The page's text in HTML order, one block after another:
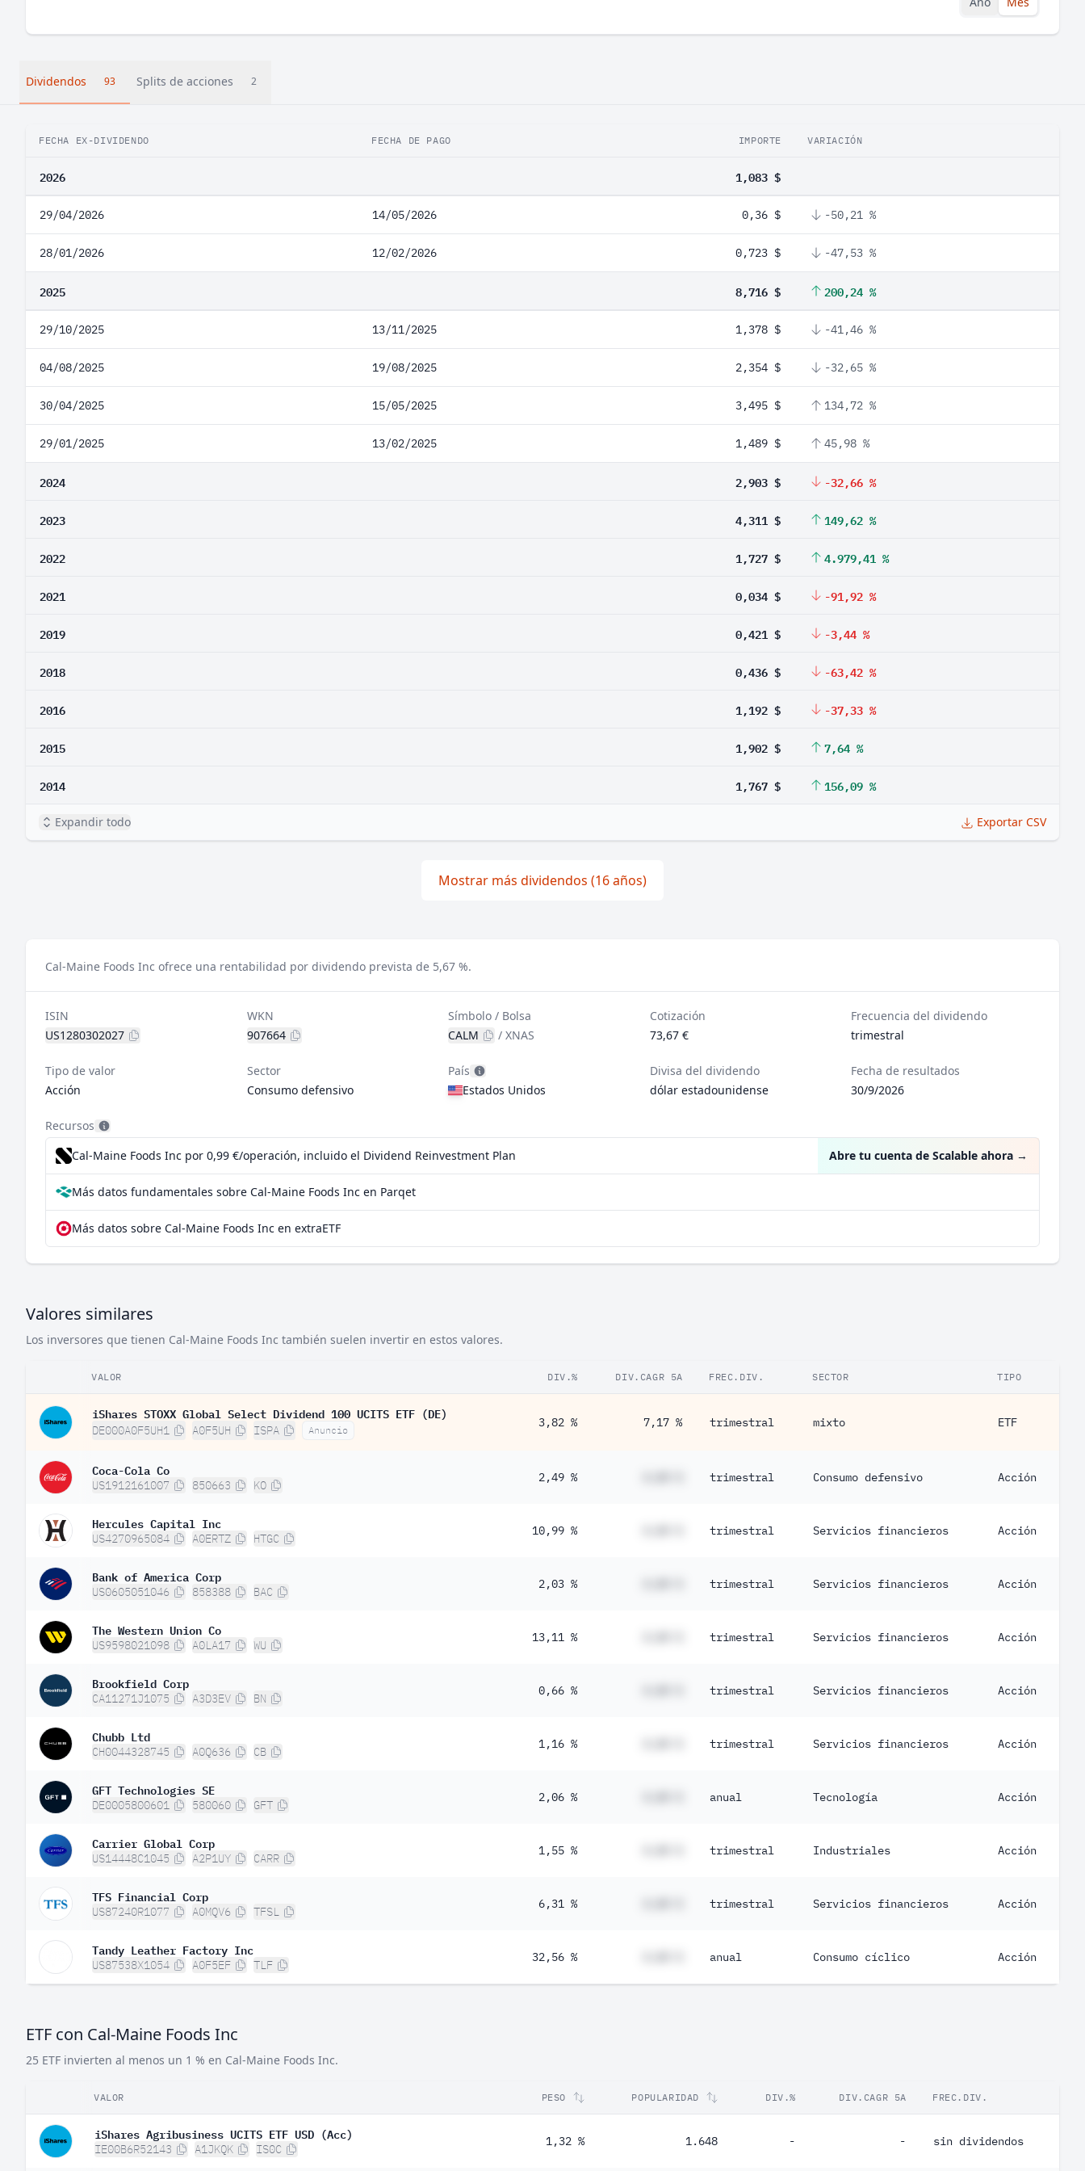
Dividendos 93 Splits de acciones 2
FECHA EX-DIVIDENDO FECHA DE PAGO IMPORTE VARIACIÓN
2026 1,083 $
29/04/2026 14/05/2026 0,36 $ -50,21 %
28/01/2026 12/02/2026 0,723 $ -47,53 %
2025 8,716 $ 200,24 %
29/10/2025 13/11/2025 1,378 $ -41,46 %
04/08/2025 19/08/2025 2,354 $ -32,65 %
30/04/2025 15/05/2025 3,495 $ 134,72 %
29/01/2025 13/02/2025 1,489 $ 45,98 %
2024 2,903 $ -32,66 %
2023 4,311 $ 149,62 %
2022 1,727 $ 4.979,41 %
2021 0,034 $ -91,92 %
2019 0,421 $ -3,44 %
2018 0,436 $ -63,42 %
2016 1,192 $ -37,33 %
2015 1,902 $ 7,64 %
2014 1,767 $ 156,09 %
Expandir todo Exportar CSV
Mostrar más dividendos (16 años)
Cal-Maine Foods Inc ofrece una rentabilidad por dividendo prevista de 5,67 %.
ISIN
US1280302027
WKN
907664
Símbolo / Bolsa
CALM
/XNAS
Cotización
73,67 €
Frecuencia del dividendo
trimestral
Tipo de valor
Acción
Sector
Consumo defensivo
País
Estados Unidos
Divisa del dividendo
dólar estadounidense
Fecha de resultados
30/9/2026
Recursos
Cal-Maine Foods Inc por 0,99 €/operación, incluido el Dividend Reinvestment Plan
Abre tu cuenta de Scalable ahora →
Más datos fundamentales sobre Cal-Maine Foods Inc en Parqet
Más datos sobre Cal-Maine Foods Inc en extraETF
Valores similares
Los inversores que tienen Cal-Maine Foods Inc también suelen invertir en estos valores.
VALOR DIV.% DIV.CAGR 5A FREC.DIV. SECTOR TIPO
iShares STOXX Global Select Dividend 100 UCITS ETF (DE)
DE000A0F5UH1 A0F5UH ISPA Anuncio
3,82 % 7,17 % trimestral mixto ETF
Coca-Cola Co
US1912161007 850663 KO
2,49 % trimestral Consumo defensivo Acción
Hercules Capital Inc
US4270965084 A0ERTZ HTGC
10,99 % trimestral Servicios financieros Acción
Bank of America Corp
US0605051046 858388 BAC
2,03 % trimestral Servicios financieros Acción
The Western Union Co
US9598021098 A0LA17 WU
13,11 % trimestral Servicios financieros Acción
Brookfield Corp
CA11271J1075 A3D3EV BN
0,66 % trimestral Servicios financieros Acción
Chubb Ltd
CH0044328745 A0Q636 CB
1,16 % trimestral Servicios financieros Acción
GFT Technologies SE
DE0005800601 580060 GFT
2,06 % anual Tecnología Acción
Carrier Global Corp
US14448C1045 A2P1UY CARR
1,55 % trimestral Industriales Acción
TFS Financial Corp
US87240R1077 A0MQV6 TFSL
6,31 % trimestral Servicios financieros Acción
Tandy Leather Factory Inc
US87538X1054 A0F5EF TLF
32,56 % anual Consumo cíclico Acción
ETF con Cal-Maine Foods Inc
25 ETF invierten al menos un 1 % en Cal-Maine Foods Inc.
VALOR PESO POPULARIDAD DIV.% DIV.CAGR 5A FREC.DIV.
iShares Agribusiness UCITS ETF USD (Acc)
IE00B6R52143 A1JKQK IS0C
1,32 % 1.648 - - sin dividendos